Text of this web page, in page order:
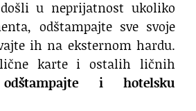
u neprijatnost ukoliko
odštampajte sve svoje
ih na eksternom hardu.
lične karte i ostalih ličnih
i hotelsku